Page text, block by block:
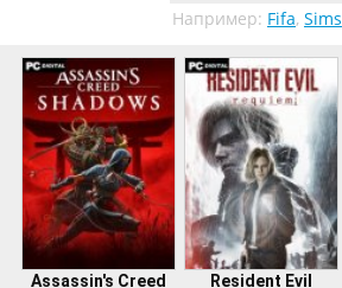
Например: Fifa, Sims
Assassin's Creed
Resident Evil